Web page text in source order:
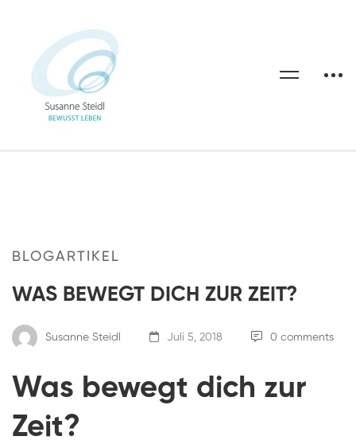
BLOGARTIKEL
WAS BEWEGT DICH ZUR ZEIT?
Susanne Steidl Juli 5, 2018 0 comments
Was bewegt dich zur
Zeit?